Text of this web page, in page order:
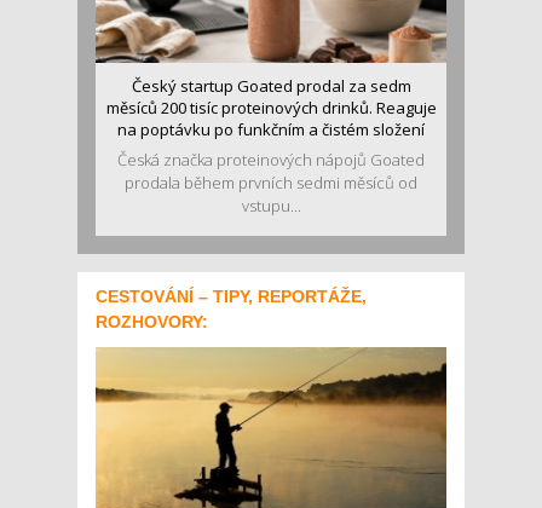
Český startup Goated prodal za sedm
měsíců 200 tisíc proteinových drinků. Reaguje
na poptávku po funkčním a čistém složení
Česká značka proteinových nápojů Goated
prodala během prvních sedmi měsíců od
vstupu...
CESTOVÁNÍ – TIPY, REPORTÁŽE,
ROZHOVORY: